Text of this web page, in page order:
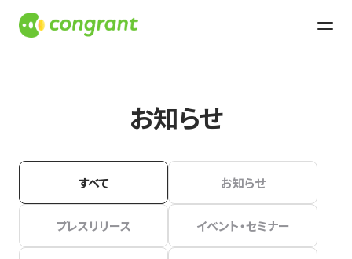
お知らせ
すべて お知らせ
プレスリリース イベント・セミナー